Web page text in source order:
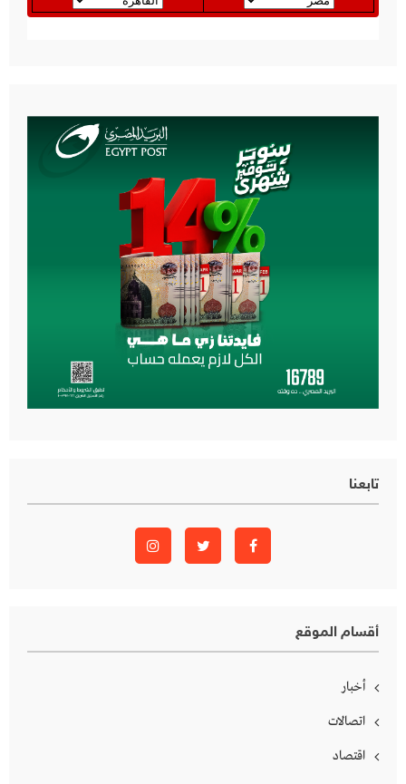
تابعنا
أقسام الموقع
أخبار
اتصالات
اقتصاد